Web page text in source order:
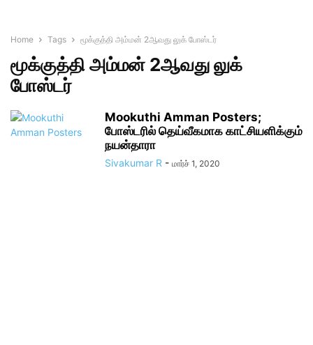
Home Tags மூக்குத்தி அம்மன் 2ஆவது லுக் போஸ்டர்
மூக்குத்தி அம்மன் 2ஆவது லுக்
போஸ்டர்
Mookuthi Amman Posters;
போஸ்டரில் தெய்வீகமாக காட்சியளிக்கும்
நயன்தாரா
Sivakumar R - மார்ச் 1, 2020